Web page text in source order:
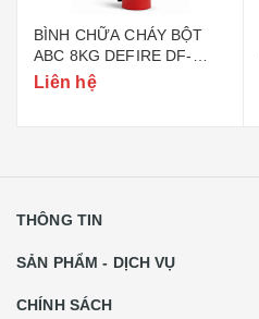
BÌNH CHỮA CHÁY BỘT
ABC 8KG DEFIRE DF-
ABC8 (BỘ CÔNG AN)
Liên hệ
THÔNG TIN
SẢN PHẨM - DỊCH VỤ
CHÍNH SÁCH